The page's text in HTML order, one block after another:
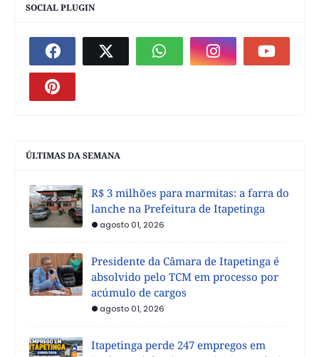
SOCIAL PLUGIN
ÚLTIMAS DA SEMANA
R$ 3 milhões para marmitas: a farra do
lanche na Prefeitura de Itapetinga
agosto 01, 2026
Presidente da Câmara de Itapetinga é
absolvido pelo TCM em processo por
acúmulo de cargos
agosto 01, 2026
Itapetinga perde 247 empregos em